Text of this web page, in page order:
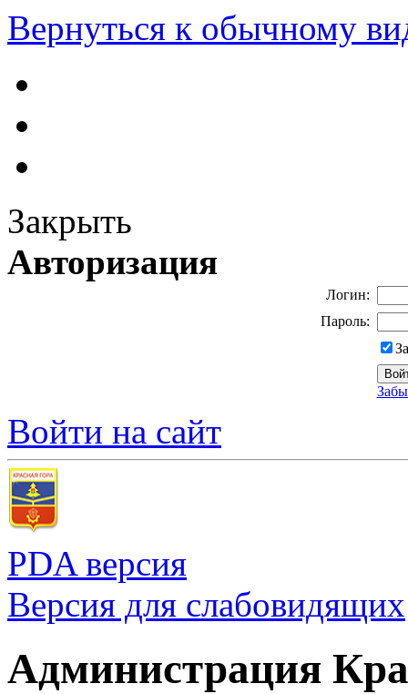
Вернуться к обычному
Закрыть
Авторизация
Логин:
Пароль:
Войти на сайт
PDA версия
Версия для слабовидящих
Администрация